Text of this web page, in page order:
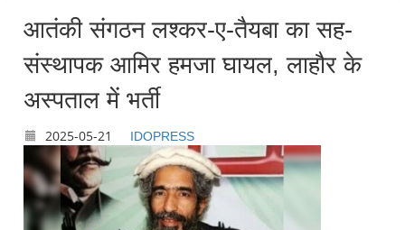
आतंकी संगठन लश्कर-ए-तैयबा का सह-
संस्थापक आमिर हमजा घायल, लाहौर के
अस्पताल में भर्ती
2025-05-21 IDOPRESS